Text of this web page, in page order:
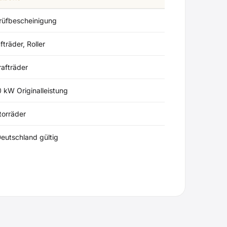
Roller
kW Originalleistung
gültig